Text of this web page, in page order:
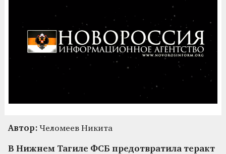
Автор: Челомеев Никита
В Нижнем Тагиле ФСБ предотвратила теракт